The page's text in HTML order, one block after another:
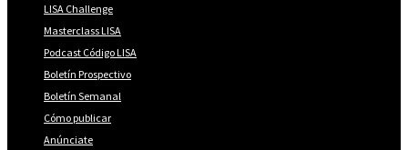
LISA Challenge
Masterclass LISA
Podcast Código LISA
Boletín Prospectivo
Boletín Semanal
Cómo publicar
Anúnciate